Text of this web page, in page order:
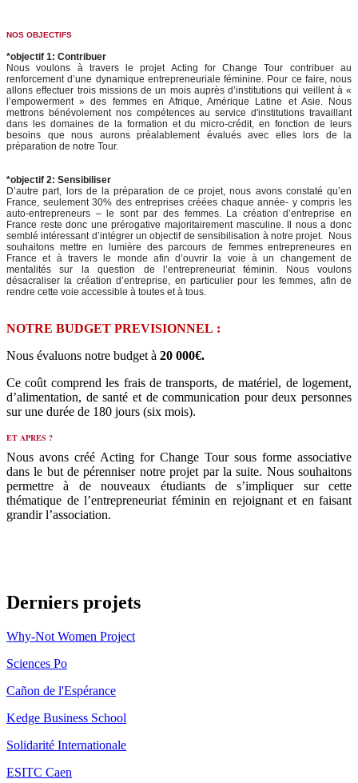
NOS OBJECTIFS
*objectif 1: Contribuer
Nous voulons à travers le projet Acting for Change Tour contribuer au
renforcement d’une dynamique entrepreneuriale féminine. Pour ce faire, nous
allons effectuer trois missions de un mois auprès d’institutions qui veillent à «
l’empowerment » des femmes en Afrique, Amérique Latine et Asie. Nous
mettrons bénévolement nos compétences au service d'institutions travaillant
dans les domaines de la formation et du micro-crédit, en fonction de leurs
besoins que nous aurons préalablement évalués avec elles lors de la
préparation de notre Tour.
*objectif 2: Sensibiliser
D’autre part, lors de la préparation de ce projet, nous avons constaté qu’en
France, seulement 30% des entreprises créées chaque année- y compris les
auto-entrepreneurs – le sont par des femmes. La création d’entreprise en
France reste donc une prérogative majoritairement masculine. Il nous a donc
semblé intéressant d’intégrer un objectif de sensibilisation à notre projet. Nous
souhaitons mettre en lumière des parcours de femmes entrepreneures en
France et à travers le monde afin d’ouvrir la voie à un changement de
mentalités sur la question de l’entrepreneuriat féminin. Nous voulons
désacraliser la création d’entreprise, en particulier pour les femmes, afin de
rendre cette voie accessible à toutes et à tous.
NOTRE BUDGET PREVISIONNEL :
Nous évaluons notre budget à 20 000€.
Ce coût comprend les frais de transports, de matériel, de logement,
d’alimentation, de santé et de communication pour deux personnes
sur une durée de 180 jours (six mois).
ET APRES ?
Nous avons créé Acting for Change Tour sous forme associative
dans le but de pérenniser notre projet par la suite. Nous souhaitons
permettre à de nouveaux étudiants de s’impliquer sur cette
thématique de l’entrepreneuriat féminin en rejoignant et en faisant
grandir l’association.
Derniers projets
Why-Not Women Project
Sciences Po
Cañon de l'Espérance
Kedge Business School
Solidarité Internationale
ESITC Caen